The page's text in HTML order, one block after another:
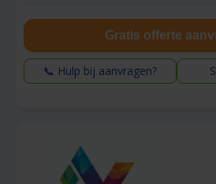
Gratis offerte
📞 Hulp bij aanvragen?